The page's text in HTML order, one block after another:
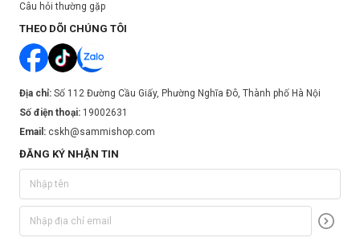
Câu hỏi thường gặp
THEO DÕI CHÚNG TÔI
Địa chỉ: Số 112 Đường Cầu Giấy, Phường Nghĩa Đô, Thành phố Hà Nội
Số điện thoại: 19002631
Email: cskh@sammishop.com
ĐĂNG KÝ NHẬN TIN